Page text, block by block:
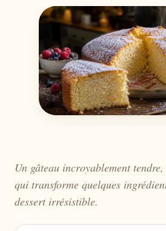
Un gâteau incroyablement
qui transforme quelques
dessert irrésistible.